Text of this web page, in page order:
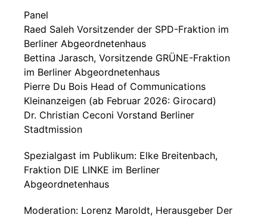
Panel
Raed Saleh Vorsitzender der SPD-Fraktion im
Berliner Abgeordnetenhaus
Bettina Jarasch, Vorsitzende GRÜNE-Fraktion
im Berliner Abgeordnetenhaus
Pierre Du Bois Head of Communications
Kleinanzeigen (ab Februar 2026: Girocard)
Dr. Christian Ceconi Vorstand Berliner
Stadtmission
Spezialgast im Publikum: Elke Breitenbach,
Fraktion DIE LINKE im Berliner
Abgeordnetenhaus
Moderation: Lorenz Maroldt, Herausgeber Der